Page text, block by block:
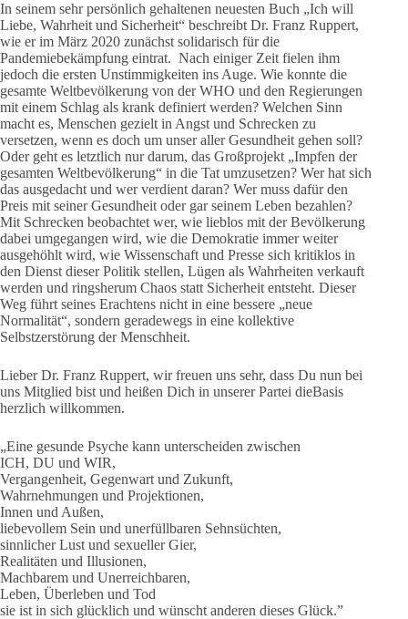
In seinem sehr persönlich gehaltenen neuesten Buch „Ich will
Liebe, Wahrheit und Sicherheit“ beschreibt Dr. Franz Ruppert,
wie er im März 2020 zunächst solidarisch für die
Pandemiebekämpfung eintrat. Nach einiger Zeit fielen ihm
jedoch die ersten Unstimmigkeiten ins Auge. Wie konnte die
gesamte Weltbevölkerung von der WHO und den Regierungen
mit einem Schlag als krank definiert werden? Welchen Sinn
macht es, Menschen gezielt in Angst und Schrecken zu
versetzen, wenn es doch um unser aller Gesundheit gehen soll?
Oder geht es letztlich nur darum, das Großprojekt „Impfen der
gesamten Weltbevölkerung“ in die Tat umzusetzen? Wer hat sich
das ausgedacht und wer verdient daran? Wer muss dafür den
Preis mit seiner Gesundheit oder gar seinem Leben bezahlen?
Mit Schrecken beobachtet wer, wie lieblos mit der Bevölkerung
dabei umgegangen wird, wie die Demokratie immer weiter
ausgehöhlt wird, wie Wissenschaft und Presse sich kritiklos in
den Dienst dieser Politik stellen, Lügen als Wahrheiten verkauft
werden und ringsherum Chaos statt Sicherheit entsteht. Dieser
Weg führt seines Erachtens nicht in eine bessere „neue
Normalität“, sondern geradewegs in eine kollektive
Selbstzerstörung der Menschheit.
Lieber Dr. Franz Ruppert, wir freuen uns sehr, dass Du nun bei
uns Mitglied bist und heißen Dich in unserer Partei dieBasis
herzlich willkommen.
„Eine gesunde Psyche kann unterscheiden zwischen
ICH, DU und WIR,
Vergangenheit, Gegenwart und Zukunft,
Wahrnehmungen und Projektionen,
Innen und Außen,
liebevollem Sein und unerfüllbaren Sehnsüchten,
sinnlicher Lust und sexueller Gier,
Realitäten und Illusionen,
Machbarem und Unerreichbaren,
Leben, Überleben und Tod
sie ist in sich glücklich und wünscht anderen dieses Glück.”